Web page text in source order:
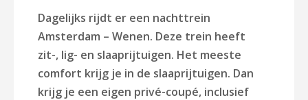
Dagelijks rijdt er een nachttrein
Amsterdam – Wenen. Deze trein heeft
zit-, lig- en slaaprijtuigen. Het meeste
comfort krijg je in de slaaprijtuigen. Dan
krijg je een eigen privé-coupé, inclusief